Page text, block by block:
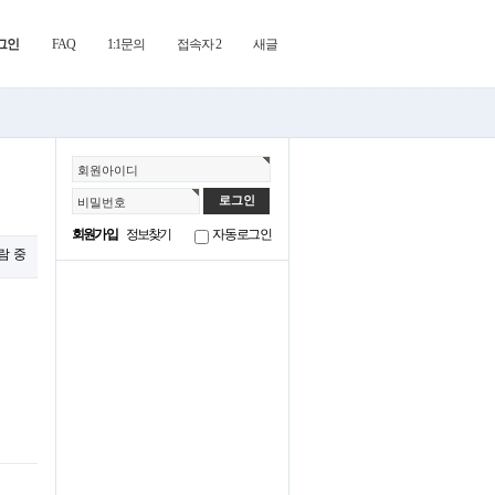
인 FAQ 1:1문의 접속자 2 새글
회원아이디
비밀번호
회원가입 정보찾기 자동로그인
중